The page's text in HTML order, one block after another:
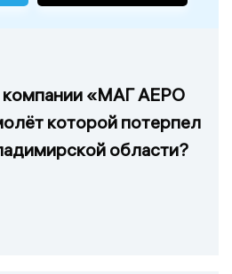
компании «МАГ АЕРО
которой потерпел
области?